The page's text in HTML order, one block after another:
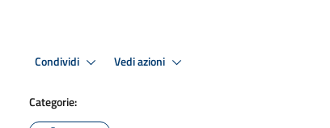
Condividi Vedi azioni
Categorie: